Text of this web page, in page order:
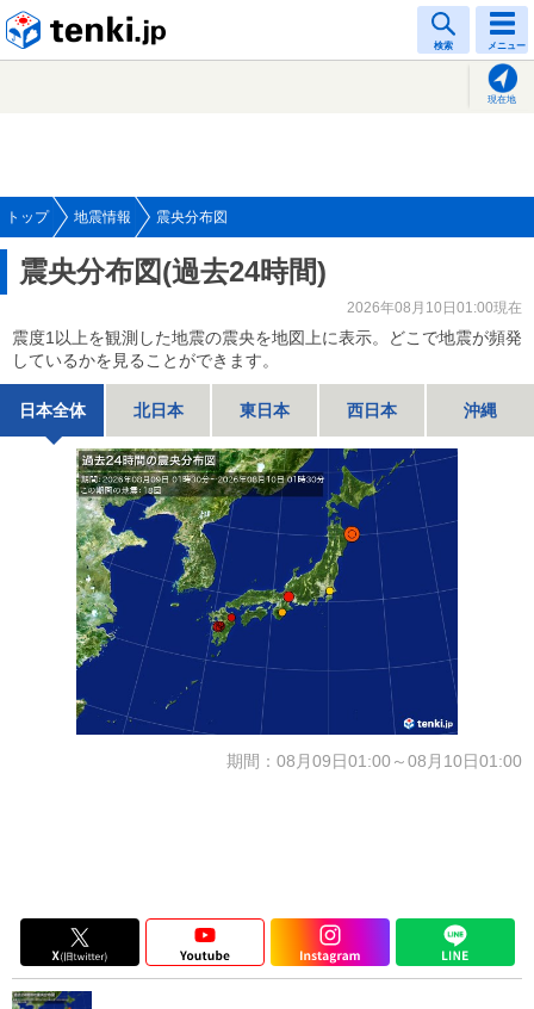
検索 メニュー
現在地
トップ 地震情報 震央分布図
震央分布図(過去24時間)
2026年08月10日01:00現在
震度1以上を観測した地震の震央を地図上に表示。どこで地震が頻発
しているかを見ることができます。
日本全体 北日本 東日本 西日本 沖縄
期間：08月09日01:00～08月10日01:00